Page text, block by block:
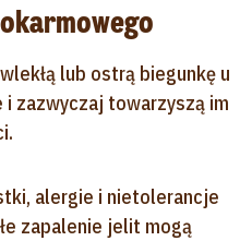
lub ostrą biegunkę u
zazwyczaj towarzyszą im
alergie i nietolerancje
zapalenie jelit mogą